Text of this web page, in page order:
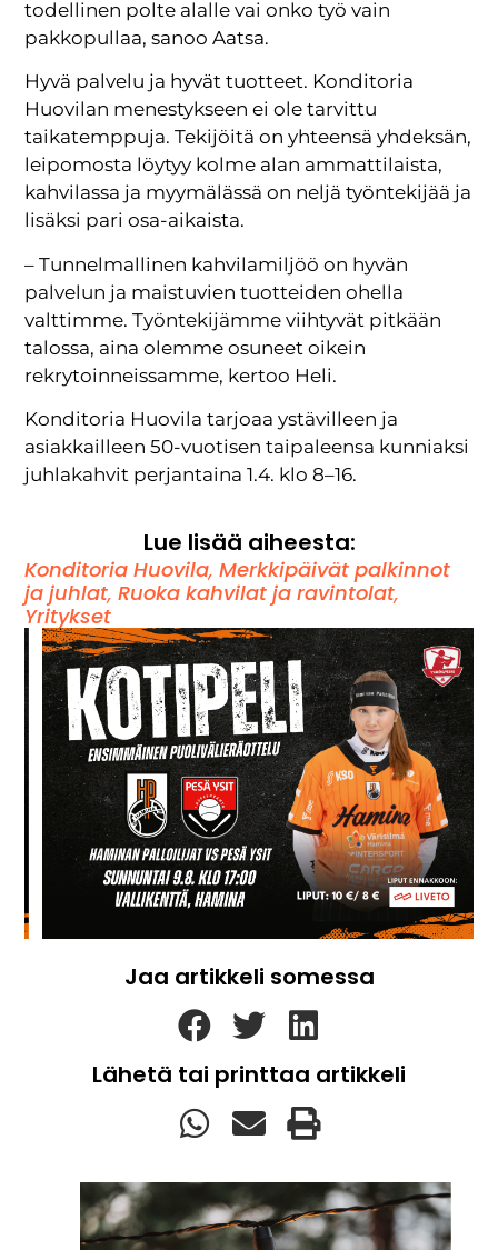
todellinen polte alalle vai onko työ vain
pakkopullaa, sanoo Aatsa.
Hyvä palvelu ja hyvät tuotteet. Konditoria
Huovilan menestykseen ei ole tarvittu
taikatemppuja. Tekijöitä on yhteensä yhdeksän,
leipomosta löytyy kolme alan ammattilaista,
kahvilassa ja myymälässä on neljä työntekijää ja
lisäksi pari osa-aikaista.
– Tunnelmallinen kahvilamiljöö on hyvän
palvelun ja maistuvien tuotteiden ohella
valttimme. Työntekijämme viihtyvät pitkään
talossa, aina olemme osuneet oikein
rekrytoinneissamme, kertoo Heli.
Konditoria Huovila tarjoaa ystävilleen ja
asiakkailleen 50-vuotisen taipaleensa kunniaksi
juhlakahvit perjantaina 1.4. klo 8–16.
Lue lisää aiheesta:
Konditoria Huovila,Merkkipäivät palkinnot
ja juhlat,Ruoka kahvilat ja ravintolat,
Yritykset
Jaa artikkeli somessa
Lähetä tai printtaa artikkeli